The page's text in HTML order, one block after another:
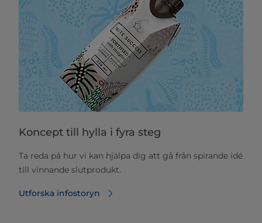
Koncept till hylla i fyra steg
Ta reda på hur vi kan hjälpa dig att gå från spirande idé
till vinnande slutprodukt.
Utforska infostoryn